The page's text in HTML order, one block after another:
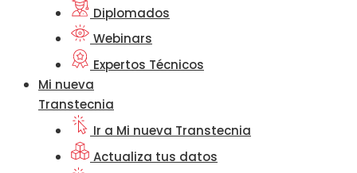
Diplomados
Webinars
Expertos Técnicos
Mi nueva
Transtecnia
Ir a Mi nueva Transtecnia
Actualiza tus datos